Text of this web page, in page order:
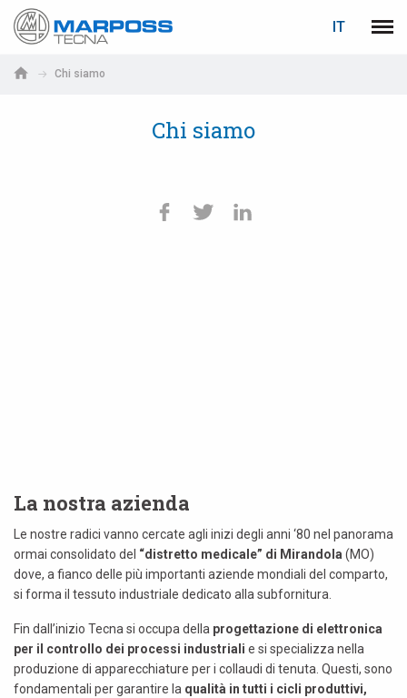
Marposs
IT
Menu
Chi siamo
Chi siamo
La nostra azienda
Le nostre radici vanno cercate agli inizi degli anni ‘80 nel panorama
ormai consolidato del “distretto medicale” di Mirandola (MO)
dove, a fianco delle più importanti aziende mondiali del comparto,
si forma il tessuto industriale dedicato alla subfornitura.
Fin dall’inizio Tecna si occupa della progettazione di elettronica
per il controllo dei processi industriali e si specializza nella
produzione di apparecchiature per i collaudi di tenuta. Questi, sono
fondamentali per garantire la qualità in tutti i cicli produttivi,
Italiano
Español
LOGIN RECUPERA PASSWORD